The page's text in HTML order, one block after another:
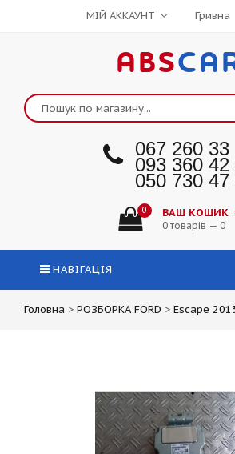
МІЙ АККАУНТ
ABS
067 260 33
093 360 42
050 730 47
0 ВАШ КОШИК
0 товарів — 0
НАВІГАЦІЯ
Головна > РОЗБОРКА FORD > Escape